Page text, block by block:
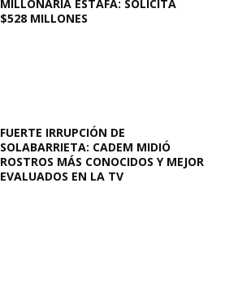
MILLONARIA ESTAFA: SOLICITA
$528 MILLONES
FUERTE IRRUPCIÓN DE
SOLABARRIETA: CADEM MIDIÓ
ROSTROS MÁS CONOCIDOS Y MEJOR
EVALUADOS EN LA TV